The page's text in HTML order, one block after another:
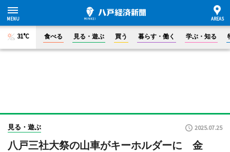
31°C 食べる 見る・遊ぶ 買う 暮らす・働く 学ぶ・知る
見る・遊ぶ 2025.07.25
八戸三社大祭の山車がキーホルダーに 金